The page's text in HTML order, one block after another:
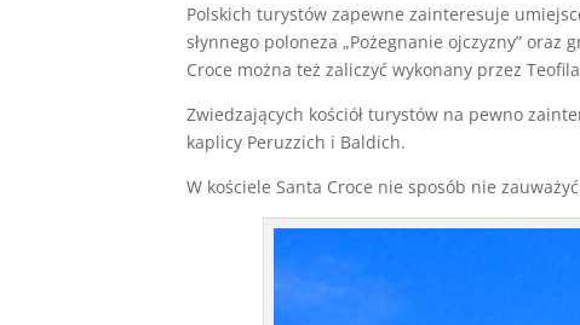
Polskich turystów zapewne zainteresuje
słynnego poloneza „Pożegnanie ojczyzny”
Croce można też zaliczyć wykonany przez
Zwiedzających kościół turystów na pewno
kaplicy Peruzzich i Baldich.
W kościele Santa Croce nie sposób nie